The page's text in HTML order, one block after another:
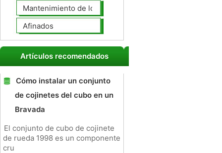
Mantenimiento de los neumáticos
Afinados
Artículos recomendados
Cómo instalar un conjunto
de cojinetes del cubo en un
Bravada
El conjunto de cubo de cojinete
de rueda 1998 es un componente
cru